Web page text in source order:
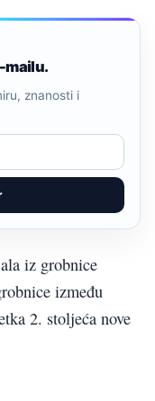
mailu.
znanosti i
iz grobnice
između
2. stoljeća nove